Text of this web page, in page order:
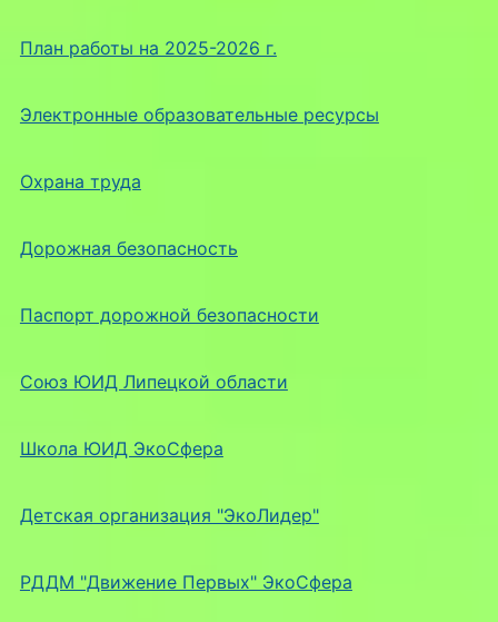
План работы на 2025-2026 г.
Электронные образовательные ресурсы
Охрана труда
Дорожная безопасность
Паспорт дорожной безопасности
Союз ЮИД Липецкой области
Школа ЮИД ЭкоСфера
Детская организация "ЭкоЛидер"
РДДМ "Движение Первых" ЭкоСфера